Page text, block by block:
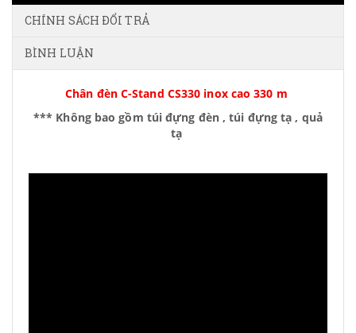
CHÍNH SÁCH ĐỔI TRẢ
BÌNH LUẬN
Chân đèn C-Stand CS330 inox cao 330 m
*** Không bao gồm túi đựng đèn , túi đựng tạ , quả
tạ